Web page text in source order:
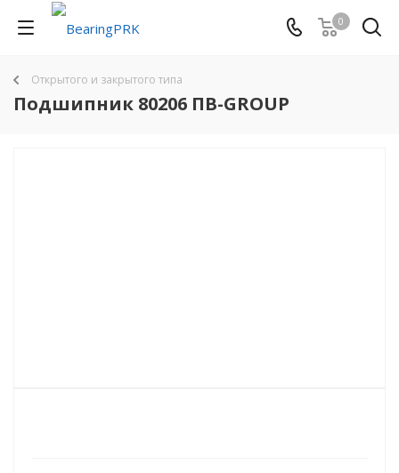
0
Открытого и закрытого типа
Подшипник 80206 ПВ-GROUP